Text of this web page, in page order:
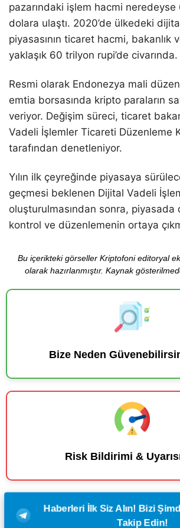
pazarındaki işlem hacmi
dolara ulaştı. 2020’de ülkedeki
piyasasının ticaret hacmi, bakanlık
yaklaşık 60 trilyon rupi’de civarında.
Resmi olarak Endonezya mali
emtia borsasında kripto paraların
veriyor. Değişim süreci, ticaret
Vadeli İşlemler Ticareti Düzenleme
tarafından denetleniyor.
Yılın ilk çeyreğinde piyasaya
geçmesi beklenen Dijital Vadeli
oluşturulmasından sonra, piyasada
kontrol ve düzenlemenin ortaya
Bu içerikteki görseller Kriptofoni editoryal
olarak hazırlanmıştır. Kaynak
Bize Neden
Risk Bildirimi &
Haberleri İlk Siz Alın! Bizi
Takip Edin!